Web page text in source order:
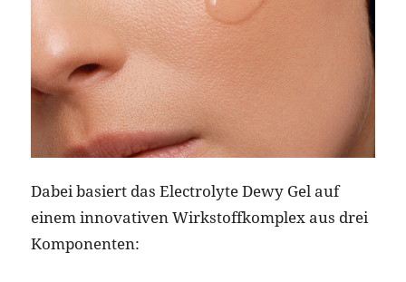
Dabei basiert das Electrolyte Dewy Gel auf
einem innovativen Wirkstoffkomplex aus drei
Komponenten: